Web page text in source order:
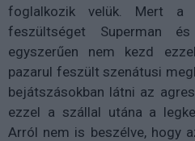
foglalkozik velük. Mert a
feszültséget Superman
egyszerűen nem kezd
pazarul feszült szenátusi
bejátszásokban látni az
ezzel a szállal utána a
Arról nem is beszélve, hogy